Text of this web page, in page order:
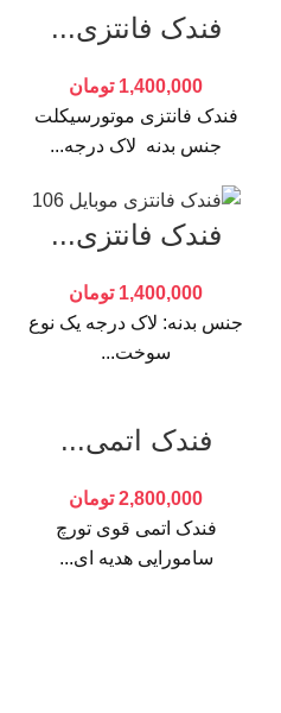
فندک فانتزی...
1,400,000 تومان
فندک فانتزی موتورسیکلت
جنس بدنه لاک درجه...
فندک فانتزی...
1,400,000 تومان
جنس بدنه: لاک درجه یک نوع
سوخت...
فندک اتمی...
2,800,000 تومان
فندک اتمی قوی تورچ
سامورایی هدیه ای...